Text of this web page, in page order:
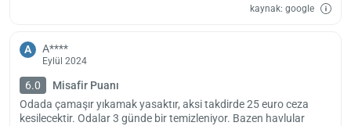
kaynak: google
A A****
Eylül 2024
6.0
Misafir Puanı
Odada çamaşır yıkamak yasaktır, aksi takdirde 25 euro ceza
kesilecektir. Odalar 3 günde bir temizleniyor. Bazen havlular